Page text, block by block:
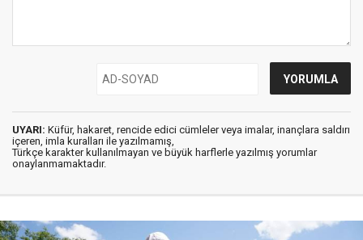
UYARI: Küfür, hakaret, rencide edici cümleler veya imalar, inançlara saldırı
içeren, imla kuralları ile yazılmamış,
Türkçe karakter kullanılmayan ve büyük harflerle yazılmış yorumlar
onaylanmamaktadır.